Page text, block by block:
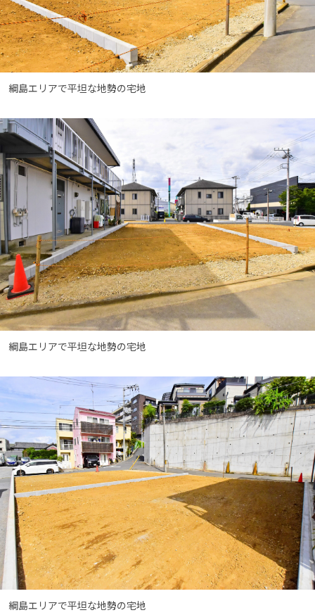
綱島エリアで平坦な地勢の宅地
綱島エリアで平坦な地勢の宅地
綱島エリアで平坦な地勢の宅地